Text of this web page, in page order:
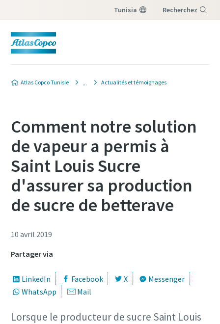
Tunisia Recherchez
Atlas Copco Tunisie Actualités et témoignages
Comment notre solution
de vapeur a permis à
Saint Louis Sucre
d'assurer sa production
de sucre de betterave
10 avril 2019
Partager via
LinkedIn Facebook X
Messenger
WhatsApp
Mail
Lorsque le producteur de sucre Saint Louis